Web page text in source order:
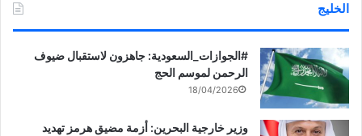
الخليج
‏‎#الجوازات_السعودية: جاهزون لاستقبال ضيوف
الرحمن لموسم الحج
18/04/2026
وزير خارجية البحرين: أزمة مضيق هرمز تهديد